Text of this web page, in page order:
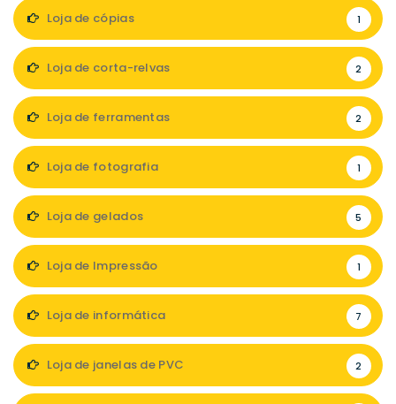
Loja de cópias 1
Loja de corta-relvas 2
Loja de ferramentas 2
Loja de fotografia 1
Loja de gelados 5
Loja de Impressão 1
Loja de informática 7
Loja de janelas de PVC 2